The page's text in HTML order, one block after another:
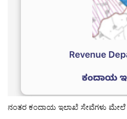
ನಂತರ ಕಂದಾಯ ಇಲಾಖೆ ಸೇವೆಗಳು ಮೇಲೆ